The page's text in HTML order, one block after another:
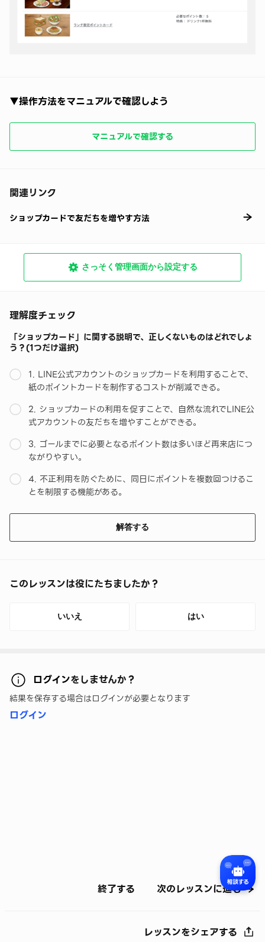
▼操作方法をマニュアルで確認しよう
マニュアルで確認する
関連リンク
ショップカードで友だちを増やす方法
さっそく管理画面から設定する
理解度チェック
「ショップカード」に関する説明で、正しくないものはどれでしょ
う？(1つだけ選択)
1. LINE公式アカウントのショップカードを利用することで、
紙のポイントカードを制作するコストが削減できる。
2. ショップカードの利用を促すことで、自然な流れでLINE公
式アカウントの友だちを増やすことができる。
3. ゴールまでに必要となるポイント数は多いほど再来店につ
ながりやすい。
4. 不正利用を防ぐために、同日にポイントを複数回つけるこ
とを制限する機能がある。
解答する
このレッスンは役にたちましたか？
いいえ はい
ログインをしませんか？
結果を保存する場合はログインが必要となります
ログイン
終了する 次のレッスンに進む
レッスンをシェアする